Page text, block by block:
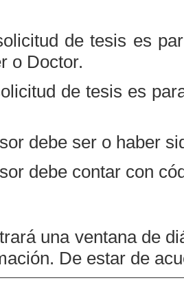
de tesis es
o Doctor.
de tesis es
debe ser o haber
debe contar con
una ventana de
De estar de